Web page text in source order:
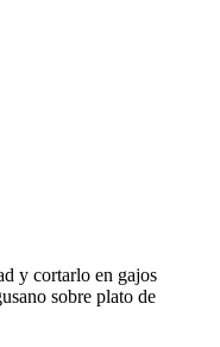
y cortarlo en gajos
sobre plato de